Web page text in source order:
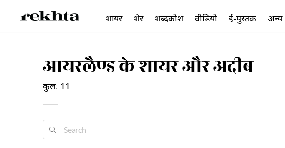
आयरलैण्ड के शायर और अदीब
कुल: 11
शायर शेर शब्दकोश वीडियो ई-पुस्तक अन्य